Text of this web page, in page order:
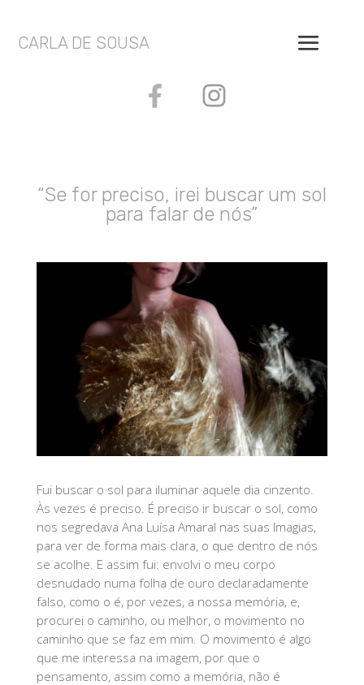
CARLA DE SOUSA
“Se for preciso, irei buscar um sol
para falar de nós”
Fui buscar o sol para iluminar aquele dia cinzento.
Às vezes é preciso. É preciso ir buscar o sol, como
nos segredava Ana Luísa Amaral nas suas Imagias,
para ver de forma mais clara, o que dentro de nós
se acolhe. E assim fui: envolvi o meu corpo
desnudado numa folha de ouro declaradamente
falso, como o é, por vezes, a nossa memória, e,
procurei o caminho, ou melhor, o movimento no
caminho que se faz em mim. O movimento é algo
que me interessa na imagem, por que o
pensamento, assim como a memória, não é